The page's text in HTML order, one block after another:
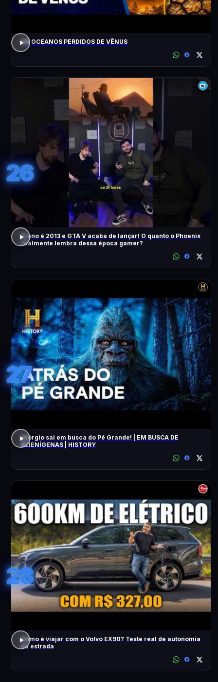
OS OCEANOS PERDIDOS DE VÊNUS
26
O ano é 2013 e GTA V acaba de lançar! O quanto o Phoenix
realmente lembra dessa época gamer?
27
Giorgio sai em busca do Pé Grande! | EM BUSCA DE
ALIENÍGENAS | HISTORY
28
Como é viajar com o Volvo EX90? Teste real de autonomia
na estrada